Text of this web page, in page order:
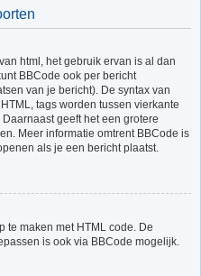
html, het gebruik ervan is al dan
BBCode ook per bericht
van je bericht). De syntax van
tags worden tussen vierkante
geeft het een grotere
Meer informatie omtrent BBCode is
als je een bericht plaatst.
te maken met HTML code. De
is ook via BBCode mogelijk.